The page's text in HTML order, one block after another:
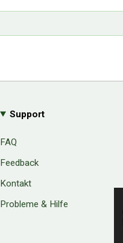
Support
FAQ
Feedback
Kontakt
Probleme & Hilfe